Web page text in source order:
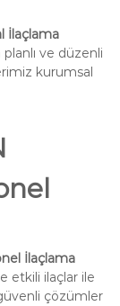
İlaçlama
ve düzenli
kurumsal
İlaçlama
etkili ilaçlar ile
güvenli çözümler